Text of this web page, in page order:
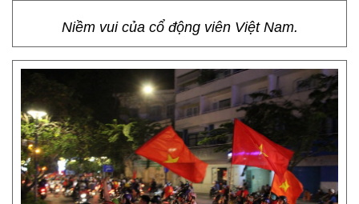
Niềm vui của cổ động viên Việt Nam.